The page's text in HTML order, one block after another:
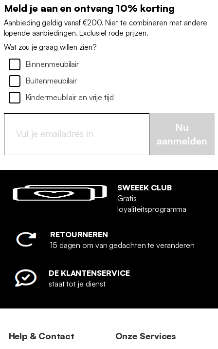
Meld je aan en ontvang 10% korting
Aanbieding geldig vanaf €200. Niet te combineren met andere
lopende aanbiedingen. Exclusief rode prijzen.
Wat zou je graag willen zien?
Binnenmeubilair
Buitenmeubilair
Kindermeubilair en vrije tijd
Nu
aanmelden
SWEEEK CLUB
Gratis
loyaliteitsprogramma
RETOURNEREN
15 dagen om van gedachten te veranderen
DE KLANTENSERVICE
staat tot je dienst
Help & Contact Onze Services